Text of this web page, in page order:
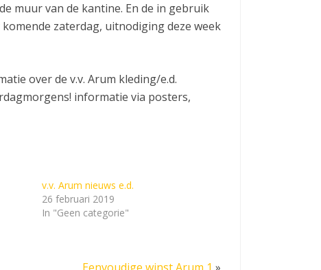
muur van de kantine. En de in gebruik
zaterdag, uitnodiging deze week
over de v.v. Arum kleding/e.d.
informatie via posters,
v.v. Arum nieuws e.d.
26 februari 2019
In "Geen categorie"